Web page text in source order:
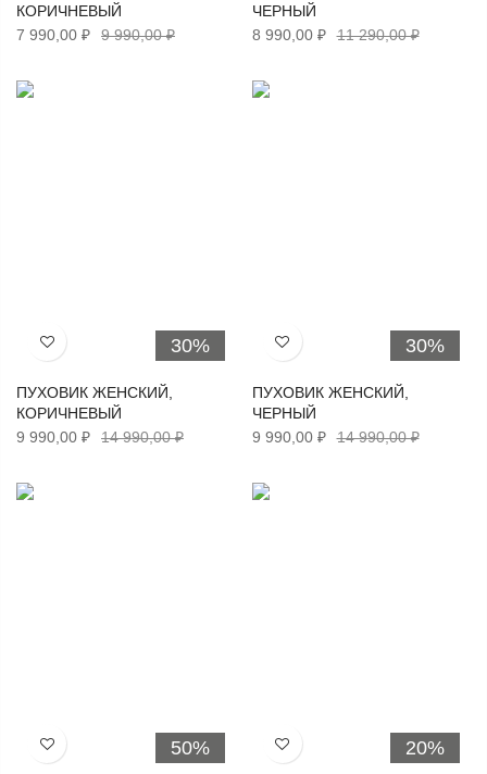
КОРИЧНЕВЫЙ
7 990,00 ₽
9 990,00 ₽
ЧЕРНЫЙ
8 990,00 ₽
11 290,00 ₽
30%
Хочу!
ПУХОВИК ЖЕНСКИЙ,
КОРИЧНЕВЫЙ
9 990,00 ₽
14 990,00 ₽
30%
Хочу!
ПУХОВИК ЖЕНСКИЙ,
ЧЕРНЫЙ
9 990,00 ₽
14 990,00 ₽
50%
Хочу! 20%
Хочу!